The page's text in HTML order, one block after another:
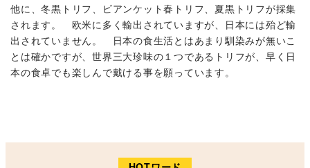
他に、冬黒トリフ、ビアンケット春トリフ、夏黒トリフが採集
されます。 欧米に多く輸出されていますが、日本には殆ど輸
出されていません。 日本の食生活とはあまり馴染みが無いこ
とは確かですが、世界三大珍味の１つであるトリフが、早く日
本の食卓でも楽しんで戴ける事を願っています。